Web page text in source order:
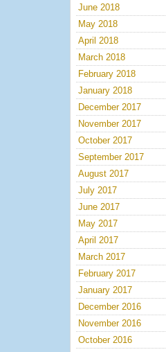
June 2018
May 2018
April 2018
March 2018
February 2018
January 2018
December 2017
November 2017
October 2017
September 2017
August 2017
July 2017
June 2017
May 2017
April 2017
March 2017
February 2017
January 2017
December 2016
November 2016
October 2016